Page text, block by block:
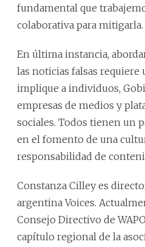
fundamental que
colaborativa para mitigarla.
En última instancia,
las noticias falsas
implique a individuos,
empresas de medios y
sociales. Todos tienen un
en el fomento de una
responsabilidad de
Constanza Cilley es
argentina Voices.
Consejo Directivo de
capítulo regional de la